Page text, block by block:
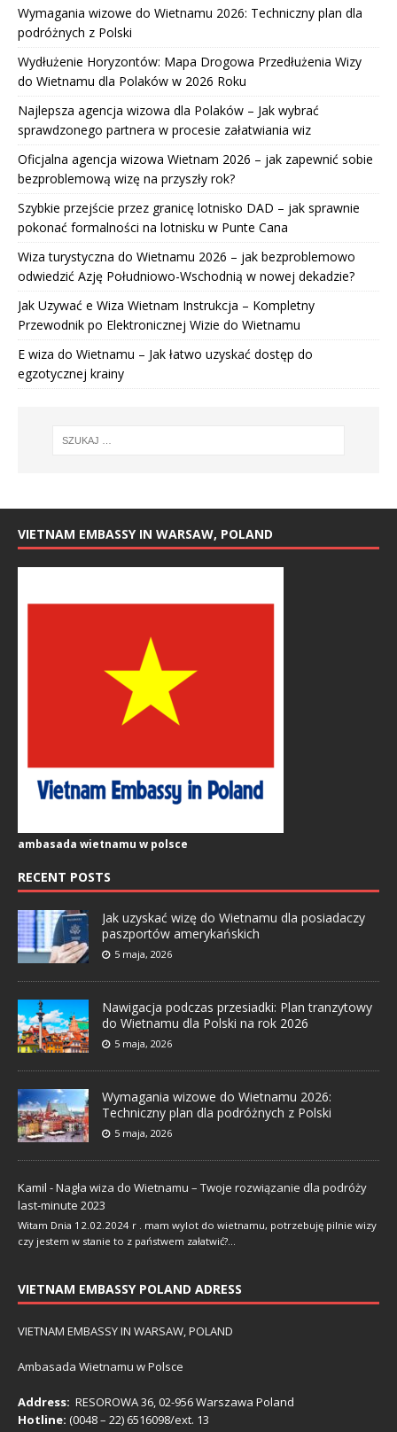
Wymagania wizowe do Wietnamu 2026: Techniczny plan dla
podróżnych z Polski
Wydłużenie Horyzontów: Mapa Drogowa Przedłużenia Wizy
do Wietnamu dla Polaków w 2026 Roku
Najlepsza agencja wizowa dla Polaków – Jak wybrać
sprawdzonego partnera w procesie załatwiania wiz
Oficjalna agencja wizowa Wietnam 2026 – jak zapewnić sobie
bezproblemową wizę na przyszły rok?
Szybkie przejście przez granicę lotnisko DAD – jak sprawnie
pokonać formalności na lotnisku w Punte Cana
Wiza turystyczna do Wietnamu 2026 – jak bezproblemowo
odwiedzić Azję Południowo-Wschodnią w nowej dekadzie?
Jak Uzywać e Wiza Wietnam Instrukcja – Kompletny
Przewodnik po Elektronicznej Wizie do Wietnamu
E wiza do Wietnamu – Jak łatwo uzyskać dostęp do
egzotycznej krainy
VIETNAM EMBASSY IN WARSAW, POLAND
ambasada wietnamu w polsce
RECENT POSTS
Jak uzyskać wizę do Wietnamu dla posiadaczy
paszportów amerykańskich
5 maja, 2026
Nawigacja podczas przesiadki: Plan tranzytowy
do Wietnamu dla Polski na rok 2026
5 maja, 2026
Wymagania wizowe do Wietnamu 2026:
Techniczny plan dla podróżnych z Polski
5 maja, 2026
Kamil -Nagła wiza do Wietnamu – Twoje rozwiązanie dla podróży
last-minute 2023
Witam Dnia 12.02.2024 r . mam wylot do wietnamu, potrzebuję pilnie wizy
czy jestem w stanie to z państwem załatwić?…
VIETNAM EMBASSY POLAND ADRESS
VIETNAM EMBASSY IN WARSAW, POLAND
Ambasada Wietnamu w Polsce
Address: RESOROWA 36, 02-956 Warszawa Poland
Hotline: (0048 – 22) ​6516098/ext. 13